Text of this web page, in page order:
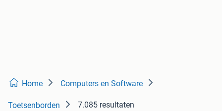
Home Computers en Software
Toetsenborden 7.085 resultaten